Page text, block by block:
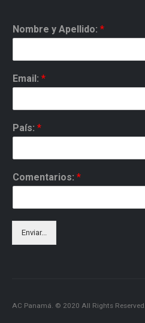
Nombre y Apellido: *
Email: *
País: *
Comentarios: *
Enviar...
AC Panamá. © 2020 All Rights Reserved.